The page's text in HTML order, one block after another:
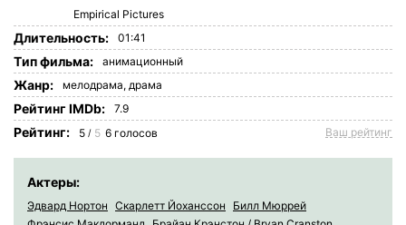
Empirical Pictures
Длительность: 01:41
Tип фильма: анимационный
Жанр: мелодрама, драма
Рейтинг IMDb: 7.9
Рейтинг: 5 / 5 6 голосов Ваш рейтинг
Актеры:
Эдвард Нортон Скарлетт Йоханссон
Билл Мюррей